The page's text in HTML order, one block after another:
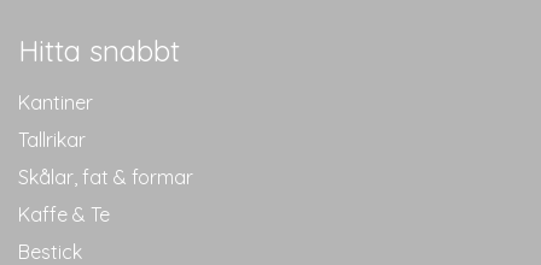
Hitta snabbt
Kantiner
Tallrikar
Skålar, fat & formar
Kaffe & Te
Bestick